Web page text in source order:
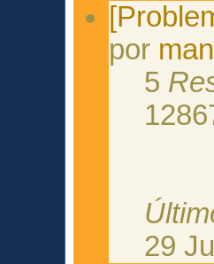
por
5
29